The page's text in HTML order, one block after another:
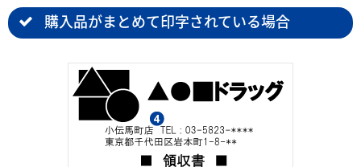
購入品がまとめて印字されている場合